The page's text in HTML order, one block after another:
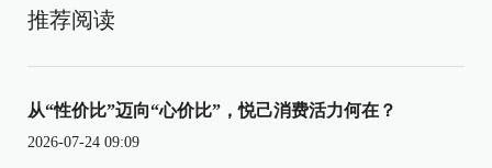
推荐阅读
从“性价比”迈向“心价比”，悦己消费活力何在？
2026-07-24 09:09